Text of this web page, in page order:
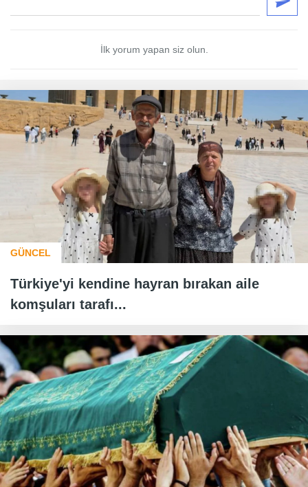
İlk yorum yapan siz olun.
GÜNCEL
Türkiye'yi kendine hayran bırakan aile
komşuları tarafı...